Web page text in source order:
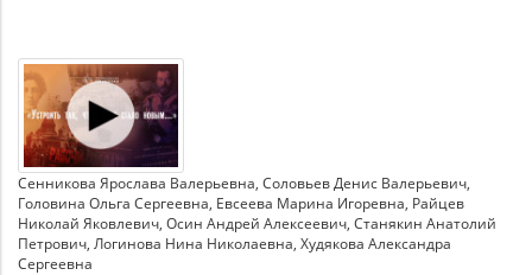
Сенникова Ярослава Валерьевна Соловьев Денис Валерьевич
Головина Ольга Сергеевна Евсеева Марина Игоревна Райцев
Николай Яковлевич Осин Андрей Алексеевич Станякин Анатолий
Петрович Логинова Нина Николаевна Худякова Александра
Сергеевна